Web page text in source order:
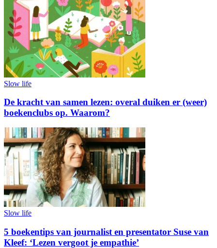
Slow life
De kracht van samen lezen: overal duiken er (weer)
boekenclubs op. Waarom?
Slow life
5 boekentips van journalist en presentator Suse van
Kleef: ‘Lezen vergoot je empathie’